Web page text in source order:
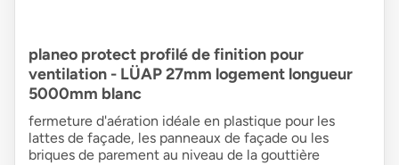
planeo protect profilé de finition pour
ventilation - LÜAP 27mm logement longueur
5000mm blanc
fermeture d'aération idéale en plastique pour les
lattes de façade, les panneaux de façade ou les
briques de parement au niveau de la gouttière